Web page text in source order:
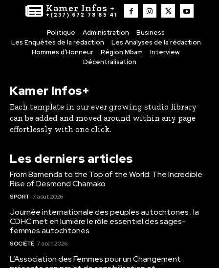
Kamer Infos +
+(237) 672 78 85 41
Politique Administration
Business
Les Enquêtes de la rédaction
Les Analyses de la rédaction
Hommes d’Honneur
Région Mbam
Interview
Décentralisation
Kamer Infos+
Each template in our ever growing studio library
can be added and moved around within any page
effortlessly with one click.
Les derniers articles
From Bamenda to the Top of the World: The Incredible
Rise of Desmond Chamako
SPORT 7 août 2026
Journée internationale des peuples autochtones : la
CDHC met en lumière le rôle essentiel des sages-
femmes autochtones
SOCIÉTÉ 7 août 2026
L’Association des Femmes pour un Changement